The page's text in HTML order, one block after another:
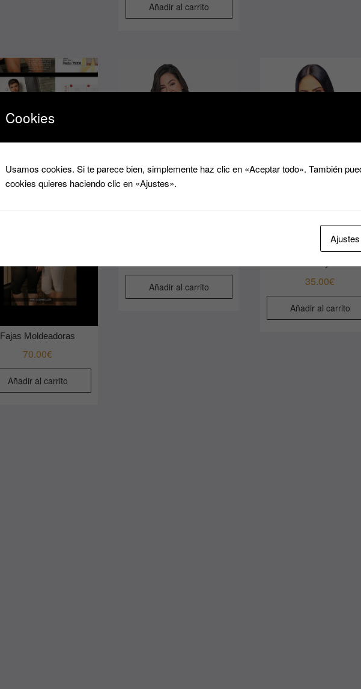
Añadir al carrito
Fajas Moldeadoras
70.00€
Añadir al carrito
Añadir al carrito
papel quemador de
35.00€
Añadir al carrito
Cookies
Usamos cookies. Si te parece bien, simplemente haz clic en «Aceptar todo». También
cookies quieres haciendo clic en «Ajustes».
Ajustes